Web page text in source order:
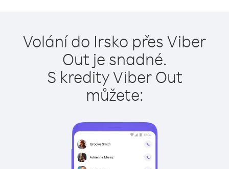
Volání do Irsko přes Viber
Out je snadné.
S kredity Viber Out
můžete: